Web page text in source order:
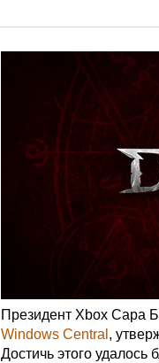
Президент Xbox Сара
Windows Central ,
Достичь этого удалось